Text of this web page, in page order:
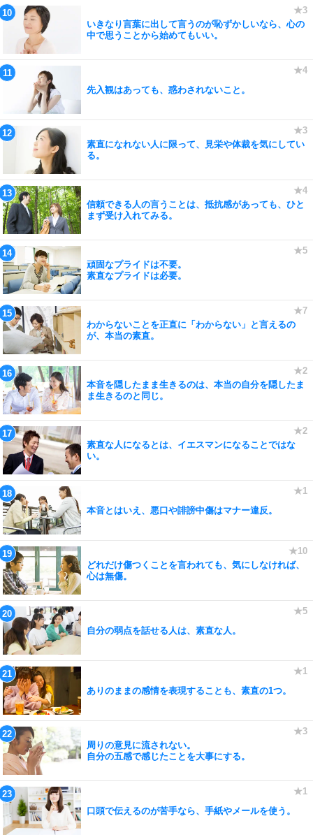
いきなり言葉に出して言うのが恥ずかしいなら、心の
中で思うことから始めてもいい。
先入観はあっても、惑わされないこと。
素直になれない人に限って、見栄や体裁を気にしてい
る。
信頼できる人の言うことは、抵抗感があっても、ひと
まず受け入れてみる。
頑固なプライドは不要。
素直なプライドは必要。
わからないことを正直に「わからない」と言えるの
が、本当の素直。
本音を隠したまま生きるのは、本当の自分を隠したま
ま生きるのと同じ。
素直な人になるとは、イエスマンになることではな
い。
本音とはいえ、悪口や誹謗中傷はマナー違反。
どれだけ傷つくことを言われても、気にしなければ、
心は無傷。
自分の弱点を話せる人は、素直な人。
ありのままの感情を表現することも、素直の1つ。
周りの意見に流されない。
自分の五感で感じたことを大事にする。
口頭で伝えるのが苦手なら、手紙やメールを使う。